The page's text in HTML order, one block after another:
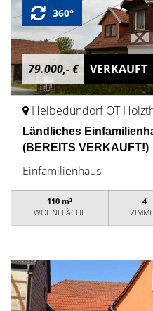
79.000,- € VERKAUFT
360°
Helbedündorf OT
Ländliches
(BEREITS VERKAUFT!)
Einfamilienhaus
110 m²
WOHNFLÄCHE
4